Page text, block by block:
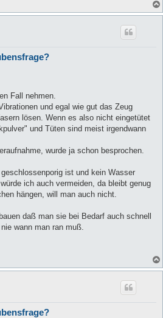
Fall nehmen.
und egal wie gut das Zeug
lösen. Wenn es also nicht eingetütet
und Tüten sind meist irgendwann
wurde ja schon besprochen.
ist und kein Wasser
ich auch vermeiden, da bleibt genug
hängen, will man auch nicht.
daß man sie bei Bedarf auch schnell
wann man ran muß.